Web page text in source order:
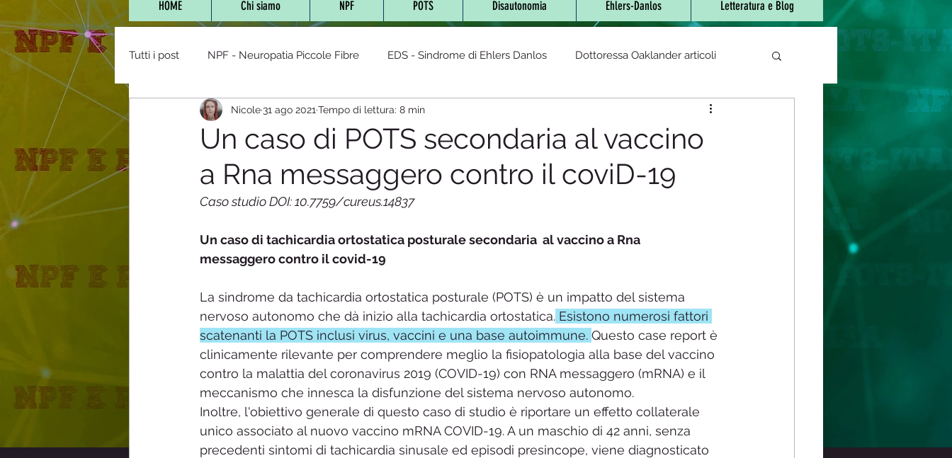
HOME Chi siamo NPF POTS Disautonomia Ehlers-Danlos Letteratura e Blog
Tutti i post NPF - Neuropatia Piccole Fibre EDS - Sindrome di Ehlers Danlos Dottoressa Oaklander articoli
Vaccini,farmaci e NPF POTS - Sindrome da Tachicardia post
NPF e Bambini Stanchezza cronica Lyme (Neuro Borreliosi) Glutine Sindrome bocca urente
Sindrome Raynaud Sensibilità chimica multipla MCS MCAS Cistite interstiziale
ainpf- Associazione Italiana Neurop
Un caso di POTS secondaria al vaccino
a Rna messaggero contro il coviD-19
Nicole31 ago 2021 Tempo di lettura: 8 min
Caso studio DOI: 10.7759/cureus.14837
Un caso di tachicardia ortostatica posturale secondaria  al vaccino a Rna
messaggero contro il covid-19
La sindrome da tachicardia ortostatica posturale (POTS) è un impatto del sistema
nervoso autonomo che dà inizio alla tachicardia ortostatica. Esistono numerosi fattori
scatenanti la POTS inclusi virus, vaccini e una base autoimmune. Questo case report è
clinicamente rilevante per comprendere meglio la fisiopatologia alla base del vaccino
contro la malattia del coronavirus 2019 (COVID-19) con RNA messaggero (mRNA) e il
meccanismo che innesca la disfunzione del sistema nervoso autonomo.
Inoltre, l'obiettivo generale di questo caso di studio è riportare un effetto collaterale
unico associato al nuovo vaccino mRNA COVID-19. A un maschio di 42 anni, senza
precedenti sintomi di tachicardia sinusale ed episodi presincope, viene diagnosticato